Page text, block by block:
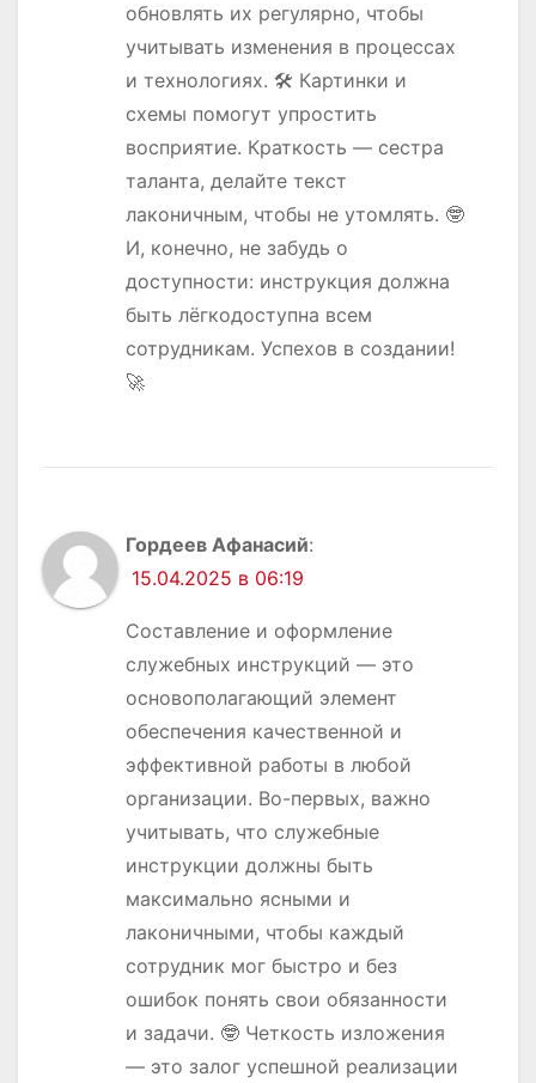
обновлять их регулярно, чтобы
учитывать изменения в процессах
и технологиях. 🛠️ Картинки и
схемы помогут упростить
восприятие. Краткость — сестра
таланта, делайте текст
лаконичным, чтобы не утомлять. 🤓
И, конечно, не забудь о
доступности: инструкция должна
быть лёгкодоступна всем
сотрудникам. Успехов в создании!
🚀
Гордеев Афанасий:
15.04.2025 в 06:19
Составление и оформление
служебных инструкций — это
основополагающий элемент
обеспечения качественной и
эффективной работы в любой
организации. Во-первых, важно
учитывать, что служебные
инструкции должны быть
максимально ясными и
лаконичными, чтобы каждый
сотрудник мог быстро и без
ошибок понять свои обязанности
и задачи. 🤓 Четкость изложения
— это залог успешной реализации